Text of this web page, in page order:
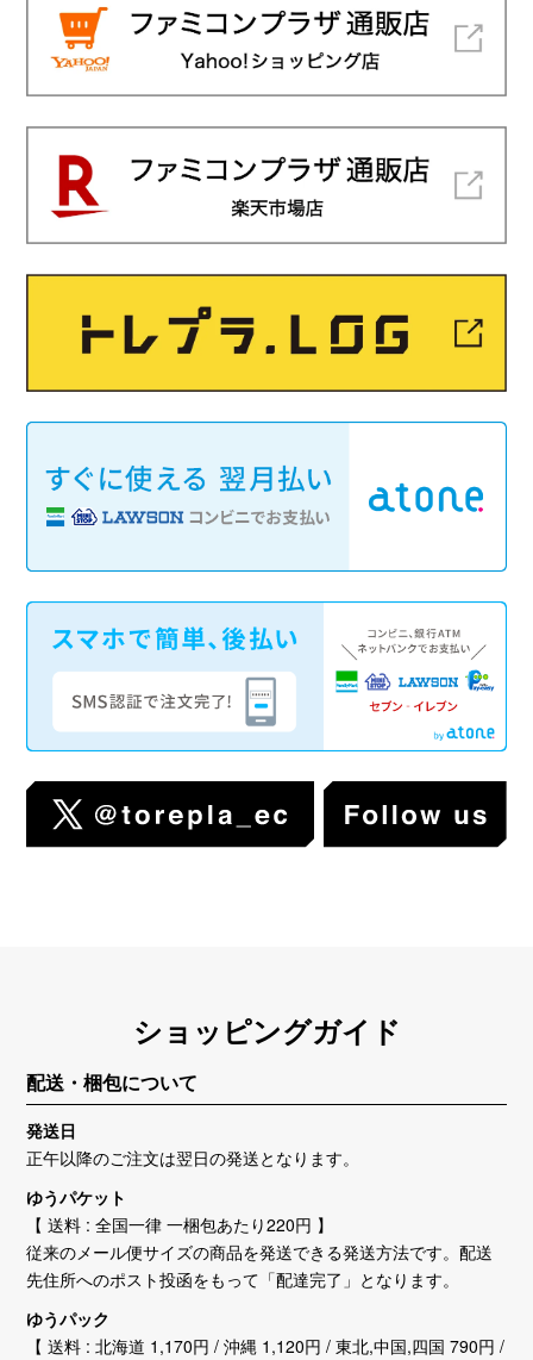
ショッピングガイド
配送・梱包について
発送日
正午以降のご注文は翌日の発送となります。
ゆうパケット
【 送料 : 全国一律 一梱包あたり220円 】
従来のメール便サイズの商品を発送できる発送方法です。配送
先住所へのポスト投函をもって「配達完了」となります。
ゆうパック
【 送料 : 北海道 1,170円 / 沖縄 1,120円 / 東北,中国,四国 790円 /